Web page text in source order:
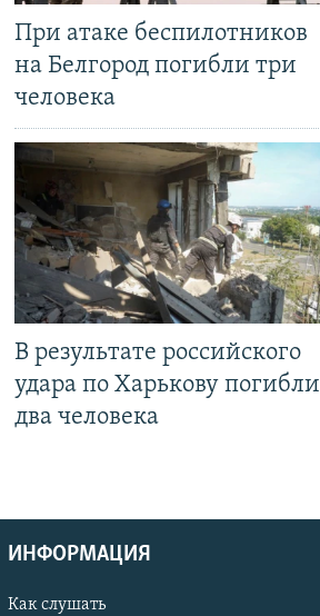
При атаке беспилотников
на Белгород погибли три
человека
В результате российского
удара по Харькову погибли
два человека
ИНФОРМАЦИЯ
Как слушать